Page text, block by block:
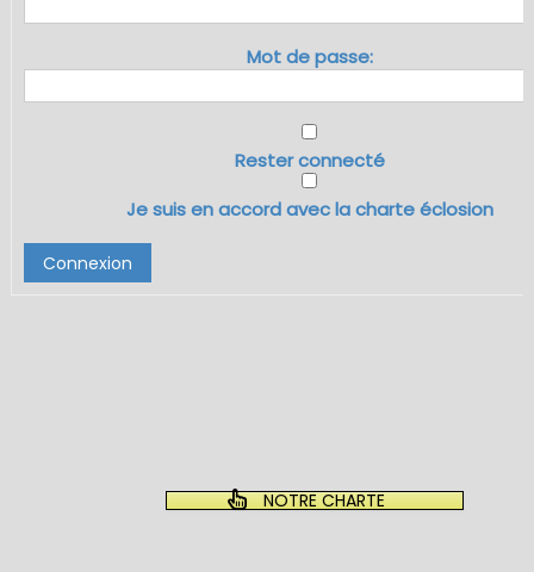
Mot de passe:
Rester connecté
Je suis en accord avec la charte éclosion
Connexion
NOTRE CHARTE